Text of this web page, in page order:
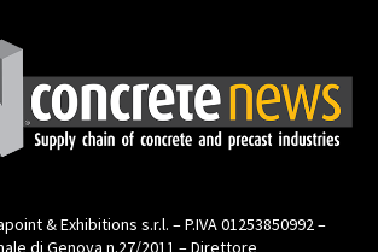
& Exhibitions s.r.l. – P.IVA 01253850992 –
di Genova n.27/2011 – Direttore